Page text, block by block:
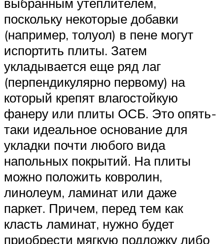
поскольку некоторые добавки
(например, толуол) в пене могут
испортить плиты. Затем
укладывается еще ряд лаг
(перпендикулярно первому) на
который крепят влагостойкую
фанеру или плиты ОСБ. Это опять-
таки идеальное основание для
укладки почти любого вида
напольных покрытий. На плиты
можно положить ковролин,
линолеум, ламинат или даже
паркет. Причем, перед тем как
класть ламинат, нужно будет
приобрести мягкую подложку либо